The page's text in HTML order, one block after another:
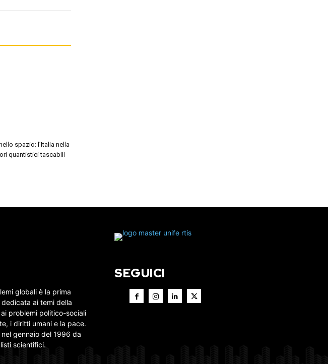
spazio: l’Italia nella
quantistici tascabili
globali è la prima
ai temi della
problemi politico-sociali
i diritti umani e la pace.
gennaio del 1996 da
scientifici.
SEGUICI